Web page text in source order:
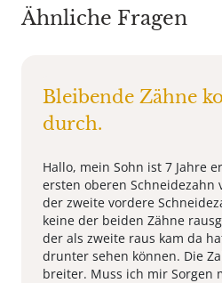
Ähnliche Fragen
Bleibende Zähne
durch.
Hallo, mein Sohn ist 7 Jahre
ersten oberen Schneidezahn
der zweite vordere
keine der beiden Zähne
der als zweite raus kam da
drunter sehen können. Die
breiter. Muss ich mir Sorgen